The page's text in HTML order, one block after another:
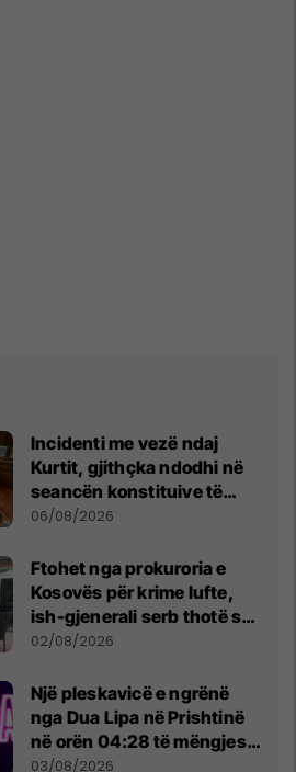
Incidenti me vezë ndaj
Kurtit, gjithçka ndodhi në
seancën konstituive të
Kuvendit
06/08/2026
Ftohet nga prokuroria e
Kosovës për krime lufte,
ish-gjenerali serb thotë se
dikush e tradhtoi në
02/08/2026
Një pleskavicë e ngrënë
nga Dua Lipa në Prishtinë
në orën 04:28 të mëngjesit
- dhe bota digjitale serbe
03/08/2026